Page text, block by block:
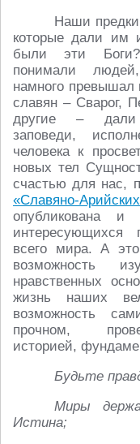
Наши
которые дали им
были эти
понимали
намного превышал
славян – Сварог,
другие – дали
заповеди,
человека к
новых тел
счастью для нас,
«Славяно-
опубликована
всего мира. А
возможность
нравственных
жизнь наших
возможность
прочном,
историей,
Будьте
Миры
Истина;